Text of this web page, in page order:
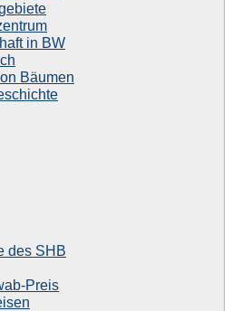
in BW
Bäumen
des SHB
Preis